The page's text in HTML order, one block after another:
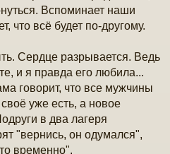
Вспоминает наши
что всё будет по-другому.
Сердце разрывается. Ведь
и я правда его любила...
говорит, что все мужчины
уже есть, а новое
в два лагеря
"вернись, он одумался",
временно".